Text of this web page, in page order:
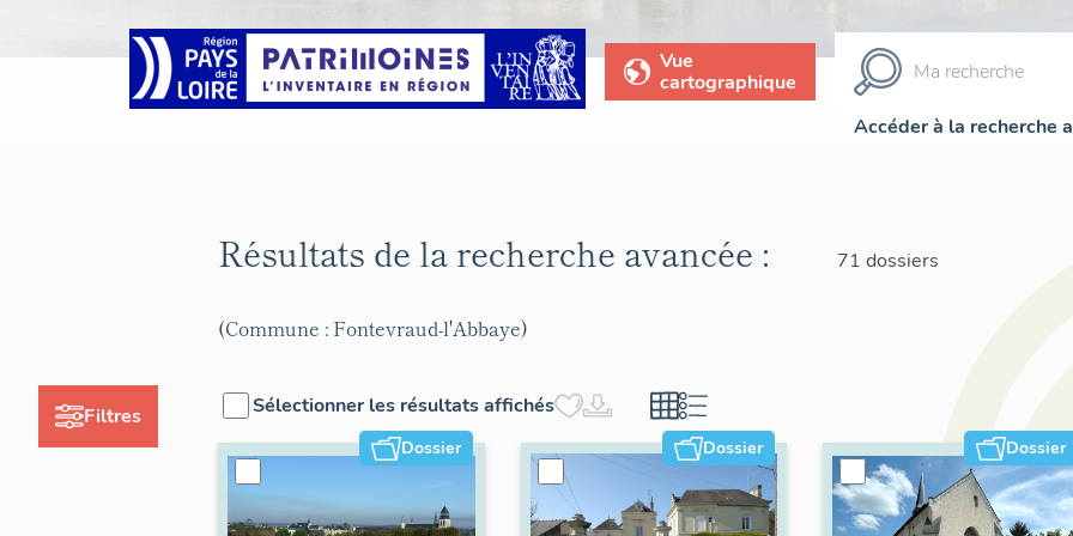
Vue
cartographique
Accéder à la recherche
Filtres
Résultats de la recherche avancée : 71 dossiers
(Commune : Fontevraud-l'Abbaye)
Sélectionner les résultats affichés
Dossier Dossier Dossier